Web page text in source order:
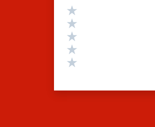
Valutazione